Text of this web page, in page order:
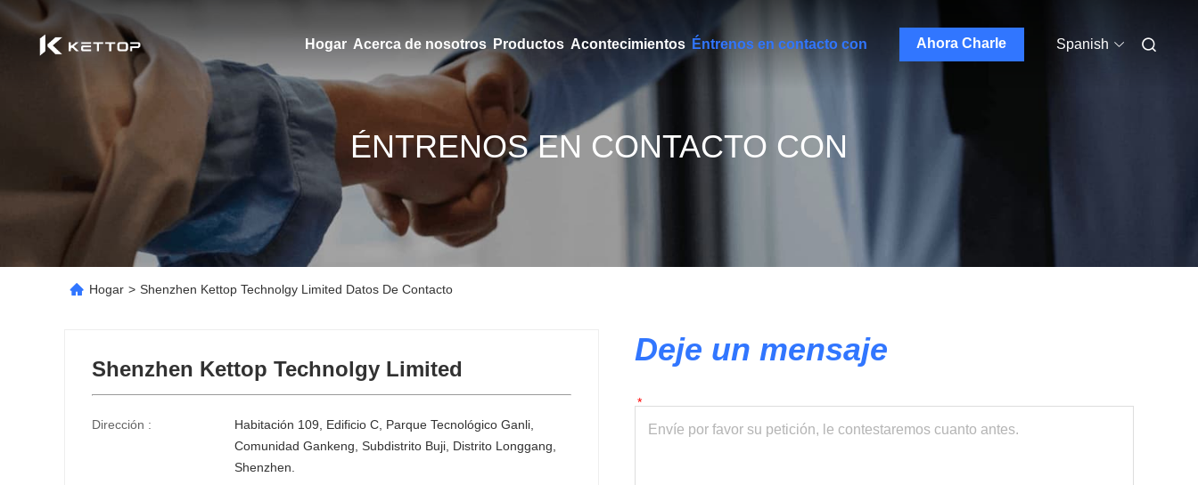
Hogar Acerca de nosotros Productos Acontecimientos Éntrenos en contacto con Ahora Charle Spanish
ÉNTRENOS EN CONTACTO CON
Hogar > Shenzhen Kettop Technolgy Limited Datos De Contacto
Shenzhen Kettop Technolgy Limited
Dirección :
Habitación 109, Edificio C, Parque Tecnológico Ganli,
Comunidad Gankeng, Subdistrito Buji, Distrito Longgang,
Shenzhen.
Deje un mensaje